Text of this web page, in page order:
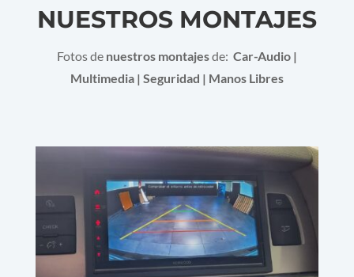
NUESTROS MONTAJES
Fotos de nuestros montajesde: Car-Audio |
Multimedia | Seguridad | Manos Libres